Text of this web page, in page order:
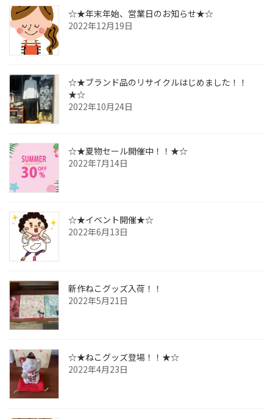
☆★年末年始、営業日のお知らせ★☆
2022年12月19日
☆★ブランド品のリサイクルはじめました！！
★☆
2022年10月24日
☆★夏物セール開催中！！★☆
2022年7月14日
☆★イベント開催★☆
2022年6月13日
新作ねこグッズ入荷！！
2022年5月21日
☆★ねこグッズ登場！！★☆
2022年4月23日